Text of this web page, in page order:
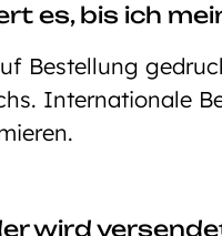
es, bis ich
Bestellung
Internationale
wird